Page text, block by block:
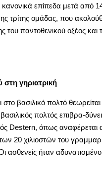
επίπεδα μετά από
τρίτης ομάδας, που
του παντοθενικού οξέος
γηριατρική
βασιλικό πολτό
πολτός επιβρα-
Destern, όπως αναφέρεται
20 χιλιοστών του
ασθενείς ήταν